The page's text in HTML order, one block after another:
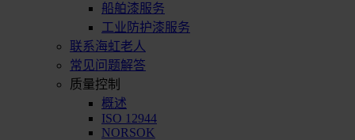
船舶漆服务
工业防护漆服务
联系海虹老人
常见问题解答
质量控制
概述
ISO 12944
NORSOK